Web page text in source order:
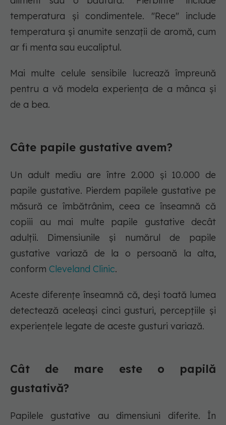
temperatura și condimentele. "Rece" include
temperatura și anumite senzații de aromă, cum
ar fi menta sau eucaliptul.
Mai multe celule sensibile lucrează împreună
pentru a vă modela experiența de a mânca și
de a bea.
Câte papile gustative avem?
Un adult mediu are între 2.000 și 10.000 de
papile gustative. Pierdem papilele gustative pe
măsură ce îmbătrânim, ceea ce înseamnă că
copiii au mai multe papile gustative decât
adulții. Dimensiunile și numărul de papile
gustative variază de la o persoană la alta,
conform Cleveland Clinic.
Aceste diferențe înseamnă că, deși toată lumea
detectează aceleași cinci gusturi, percepțiile și
experiențele legate de aceste gusturi variază.
Cât de mare este o papilă
gustativă?
Papilele gustative au dimensiuni diferite. În